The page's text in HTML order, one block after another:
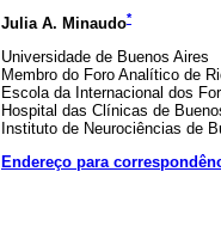
Julia A. Minaudo*
Universidade de Buenos Aires
Membro do Foro Analítico de
Escola da Internacional dos
Hospital das Clínicas de
Instituto de Neurociências de
Endereço para